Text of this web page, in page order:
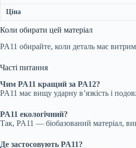
Ціна
Коли обирати цей матеріал
PA11 обирайте, коли деталь має
Часті питання
Чим PA11 кращий за PA12?
PA11 має вищу ударну в’язкість і
PA11 екологічний?
Так, PA11 — біобазований матеріал,
Де застосовують PA11?